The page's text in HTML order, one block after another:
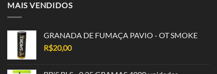
MAIS VENDIDOS
GRANADA DE FUMAÇA PAVIO - OT SMOKE
R$20,00